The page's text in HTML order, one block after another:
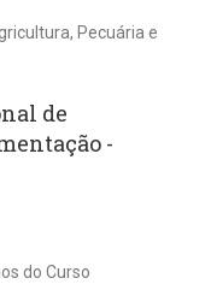
de
-
do Curso